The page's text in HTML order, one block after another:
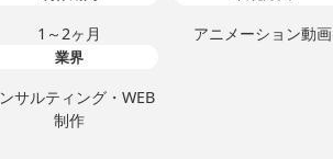
1～2ヶ月 アニメーション動画
業界
サルティング・WEB
制作